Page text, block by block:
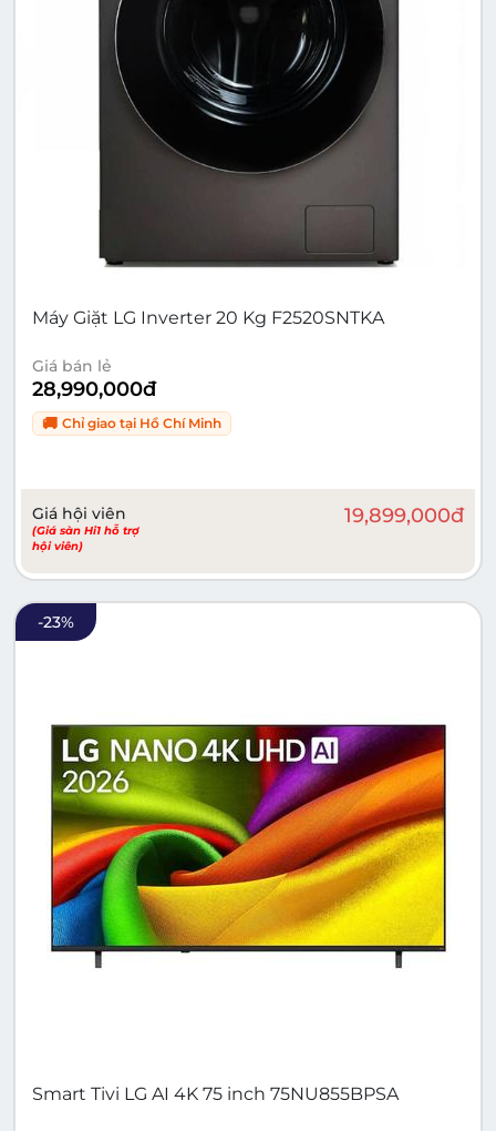
Máy Giặt LG Inverter 20 Kg F2520SNTKA
Giá bán lẻ
28,990,000đ
🚚 Chỉ giao tại Hồ Chí Minh
Giá hội viên
(Giá sàn Hi1 hỗ trợ
hội viên)
19,899,000đ
-23%
Smart Tivi LG AI 4K 75 inch 75NU855BPSA